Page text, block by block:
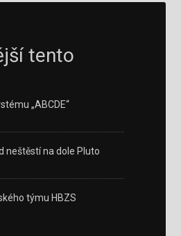
tento
„ABCDE“
neštěstí na dole Pluto
týmu HBZS